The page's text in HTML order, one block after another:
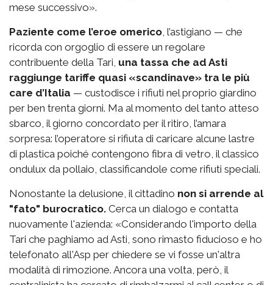
mese successivo».
Paziente come l’eroe omerico , l’astigiano — che
ricorda con orgoglio di essere un regolare
contribuente della Tari, una tassa che ad Asti
raggiunge tariffe quasi «scandinave» tra le più
care d’Italia — custodisce i rifiuti nel proprio giardino
per ben trenta giorni. Ma al momento del tanto atteso
sbarco, il giorno concordato per il ritiro, l’amara
sorpresa: l’operatore si rifiuta di caricare alcune lastre
di plastica poiché contengono fibra di vetro, il classico
ondulux da pollaio, classificandole come rifiuti speciali.
Nonostante la delusione, il cittadino non si arrende al
"fato" burocratico. Cerca un dialogo e contatta
nuovamente l'azienda: «Considerando l'importo della
Tari che paghiamo ad Asti, sono rimasto fiducioso e ho
telefonato all'Asp per chiedere se vi fosse un'altra
modalità di rimozione. Ancora una volta, però, il